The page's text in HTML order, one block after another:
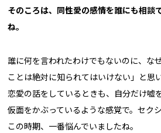
――そのころは、同性愛の感情を誰にも相
ね。
誰に何を言われたわけでもないのに、な
ことは絶対に知られてはいけない」と思
恋愛の話をしているときも、自分だけ嘘
仮面をかぶっているような感覚で。セク
この時期、一番悩んでいましたね。